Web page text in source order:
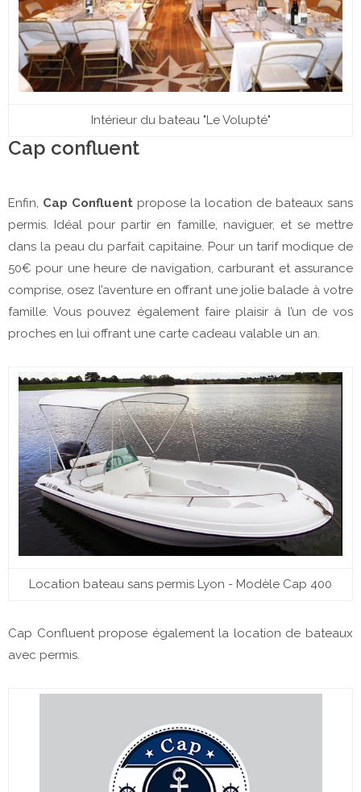
Intérieur du bateau "Le Volupté"
Cap confluent
Enfin, Cap Confluent propose la location de bateaux sans
permis. Idéal pour partir en famille, naviguer, et se mettre
dans la peau du parfait capitaine. Pour un tarif modique de
50€ pour une heure de navigation, carburant et assurance
comprise, osez l’aventure en offrant une jolie balade à votre
famille. Vous pouvez également faire plaisir à l’un de vos
proches en lui offrant une carte cadeau valable un an.
Location bateau sans permis Lyon - Modèle Cap 400
Cap Confluent propose également la location de bateaux
avec permis.